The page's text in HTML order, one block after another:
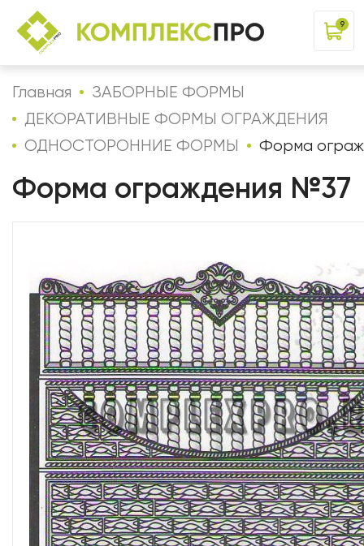
9
Главная
ЗАБОРНЫЕ ФОРМЫ
ДЕКОРАТИВНЫЕ ФОРМЫ ОГРАЖДЕНИЯ
ОДНОСТОРОННИЕ ФОРМЫ
Форма
Форма ограждения №37